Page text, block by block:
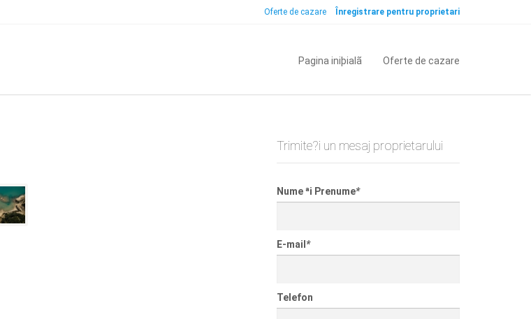
Oferte de cazare Înregistrare pentru proprietari
Pagina iniþialã Oferte de cazare
Trimite?i un mesaj proprietarului
Nume ªi Prenume*
E-mail *
Telefon